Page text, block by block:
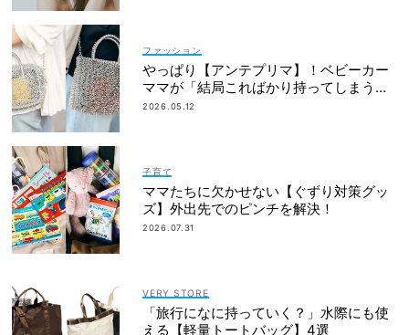
ファッション
やっぱり【アンテプリマ】！ベビーカー
ママが「結局こればかり持ってしまう」
納得の理由
2026.05.12
子育て
ママたちに欠かせない【ぐずり対策グッ
ズ】外出先でのピンチを解決！
2026.07.31
VERY STORE
「旅行になに持っていく？」水際にも使
える【軽量トートバッグ】4選